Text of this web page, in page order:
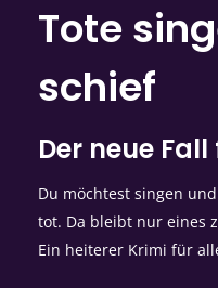
Tote
schief
Der neue
Du möchtest singen
tot. Da bleibt nur eines
Ein heiterer Krimi für